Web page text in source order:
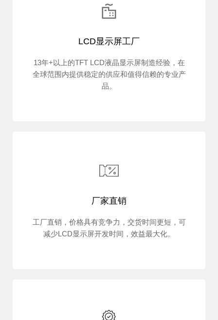
LCD显示屏工厂
13年+以上的TFT LCD液晶显示屏制造经验，在
全球范围内提供稳定的供应和值得信赖的专业产
品。
厂家直销
工厂直销，价格具有竞争力，交货时间更短，可
减少LCD显示屏开发时间，效益最大化。